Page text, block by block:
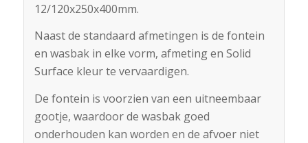
12/120x250x400mm.
Naast de standaard afmetingen is de fontein
en wasbak in elke vorm, afmeting en Solid
Surface kleur te vervaardigen.
De fontein is voorzien van een uitneembaar
gootje, waardoor de wasbak goed
onderhouden kan worden en de afvoer niet